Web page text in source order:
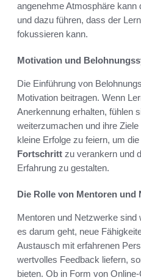
angenehme Atmosphäre kann
und dazu führen, dass der
fokussieren kann.
Motivation und
Die Einführung von
Motivation beitragen. Wenn
Anerkennung erhalten, fühlen
weiterzumachen und ihre
kleine Erfolge zu feiern, um die
Fortschritt zu verankern und
Erfahrung zu gestalten.
Die Rolle von Mentoren und
Mentoren und Netzwerke
es darum geht, neue
Austausch mit erfahrenen
wertvolles Feedback liefern,
bieten. Ob in Form von